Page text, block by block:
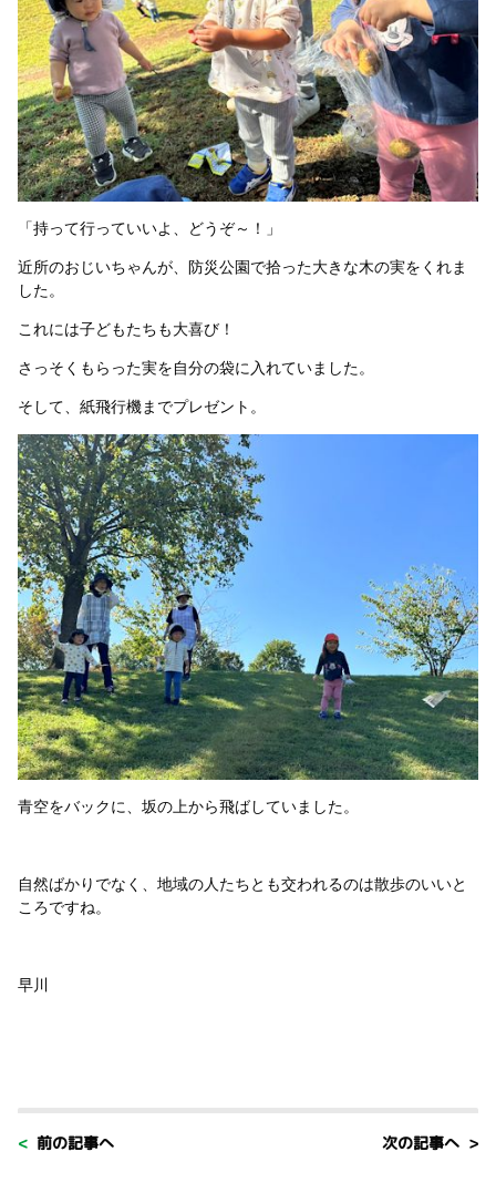
「持って行っていいよ、どうぞ～！」
近所のおじいちゃんが、防災公園で拾った大きな木の実をくれま
した。
これには子どもたちも大喜び！
さっそくもらった実を自分の袋に入れていました。
そして、紙飛行機までプレゼント。
青空をバックに、坂の上から飛ばしていました。
自然ばかりでなく、地域の人たちとも交われるのは散歩のいいと
ころですね。
早川
< 前の記事へ 次の記事へ >